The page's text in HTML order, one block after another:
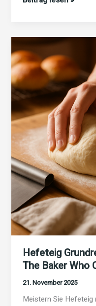
Baker
Who
Cooks
Hefeteig
The Baker Who
21. November 2025
Meistern Sie